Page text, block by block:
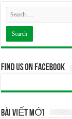
Find us on Facebook
BÀI VIẾT MỚI